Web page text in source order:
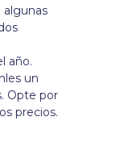
algunas
año.
un
Opte por
precios.